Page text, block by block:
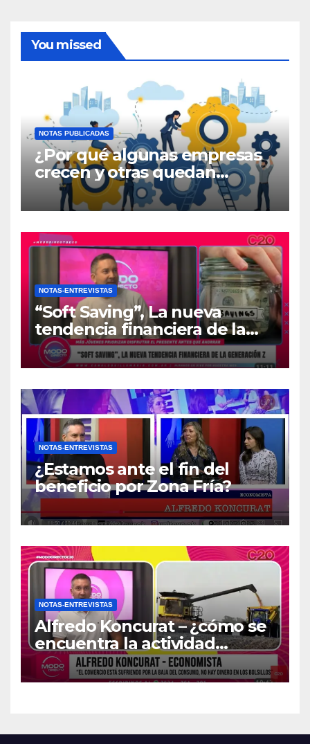
You missed
NOTAS PUBLICADAS
¿Por qué algunas empresas
crecen y otras quedan
atrapadas en el día a día?
NOTAS-ENTREVISTAS
“Soft Saving”, La nueva
tendencia financiera de la
generación Z
NOTAS-ENTREVISTAS
¿Estamos ante el fin del
beneficio por Zona Fría?
NOTAS-ENTREVISTAS
Alfredo Koncurat – ¿cómo se
encuentra la actividad
económica del país?